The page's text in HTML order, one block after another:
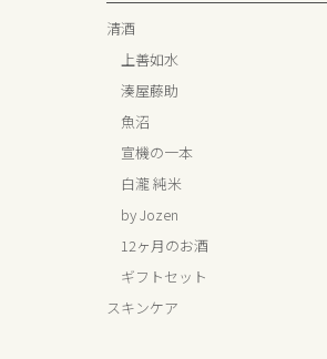
清酒
上善如水
湊屋藤助
魚沼
宣機の一本
白瀧 純米
by Jozen
12ヶ月のお酒
ギフトセット
スキンケア